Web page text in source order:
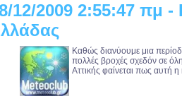
12/2009 2:55:47 πμ
Καθώς διανύουμε μια
πολλές βροχές σχεδόν σε
Αττικής φαίνεται πως αυτή